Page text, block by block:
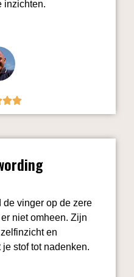
inzichten.
de vinger op de zere
niet omheen. Zijn
en
stof tot nadenken.